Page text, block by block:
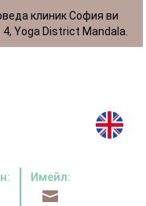
клиник София ви
Yoga District Mandala.
Имейл:
